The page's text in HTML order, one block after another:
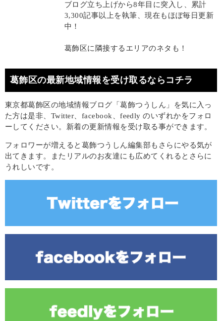
ブログ立ち上げから8年目に突入し、累計
3,300記事以上を執筆、現在もほぼ毎日更新
中！
葛飾区に隣接するエリアのネタも！
葛飾区の最新地域情報を受け取るならコチラ
東京都葛飾区の地域情報ブログ「葛飾つうしん」を気に入っ
た方は是非、Twitter、facebook、feedly のいずれかをフォロ
ーしてください。新着の更新情報を受け取る事ができます。
フォロワーが増えると葛飾つうしん編集部もさらにやる気が
出てきます。またリアルのお友達にも広めてくれるとさらに
うれしいです。